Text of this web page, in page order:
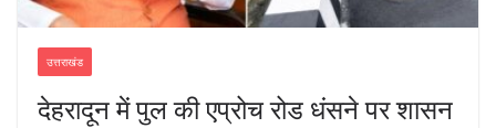
उत्तराखंड
देहरादून में पुल की एप्रोच रोड धंसने पर शासन